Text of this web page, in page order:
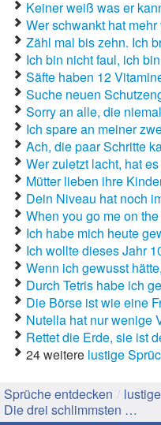
Fußballsprüche
Gute Nacht Sprüche
Gute Sprüche
Guten Morgen
Hochzeitssprüche
Lateinische Sprüche
Liebeskummer
Lustige Sprüche
Mama-Sprüche
Motivationssprüche
Schöne Sprüche
Keiner weiß was er
Wer schwankt hat mehr
Zähl mal bis zehn. Ich
Ich bin nicht faul, ich
Säfte haben 12
Suche neuen
Sorry an alle, die
Ich spare an meiner
Ach, die paar Schritte
Wer zuletzt lacht, hat
Mütter lieben ihre
Dein Niveau hat noch
When you go me on
Ich habe mich heute
Ich wollte dieses Jahr
Wenn ich gewusst
Durch Tetris habe ich
Die Börse ist wie eine
Nutella hat nur wenige
Rettet die Erde, sie ist
24 weitere lustige
Sprüche entdecken /
Die drei schlimmsten …